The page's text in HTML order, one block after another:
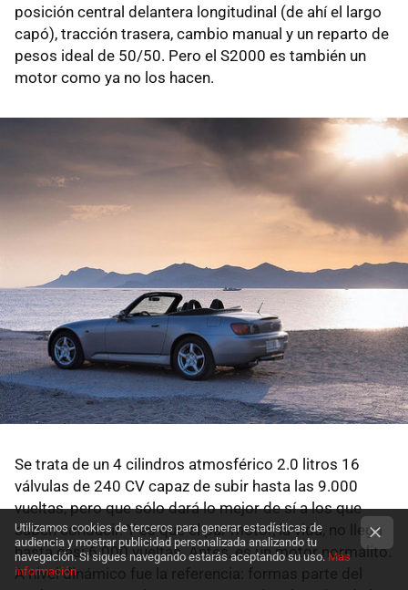
posición central delantera longitudinal (de ahí el largo
capó), tracción trasera, cambio manual y un reparto de
pesos ideal de 50/50. Pero el S2000 es también un
motor como ya no los hacen.
Se trata de un 4 cilindros atmosférico 2.0 litros 16
válvulas de 240 CV capaz de subir hasta las 9.000
vueltas, pero que sólo dará lo mejor de sí a los que
saben conducir. Y es que el par motor, la vida, no llega
hasta casi 6.000 vueltas. Antes, es un motor normalito.
A nivel dinámico fue la referencia: formas parte del
Utilizamos cookies de terceros para generar estadísticas de
audiencia y mostrar publicidad personalizada analizando tu
navegación. Si sigues navegando estarás aceptando su uso. Más
información